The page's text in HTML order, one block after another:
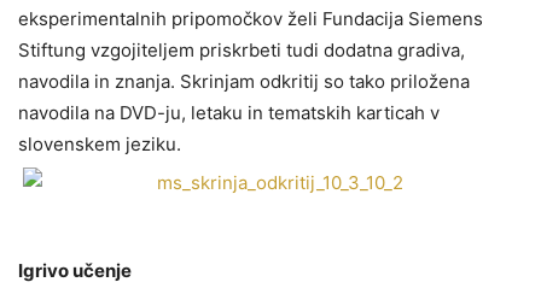
eksperimentalnih pripomočkov želi Fundacija Siemens
Stiftung vzgojiteljem priskrbeti tudi dodatna gradiva,
navodila in znanja. Skrinjam odkritij so tako priložena
navodila na DVD-ju, letaku in tematskih karticah v
slovenskem jeziku.
Igrivo učenje